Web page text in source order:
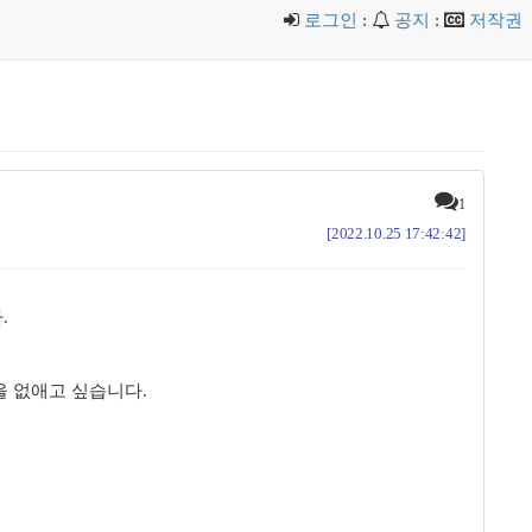
로그인 : 공지 : 저작권
1
[2022.10.25 17:42:42]
없애고 싶습니다.